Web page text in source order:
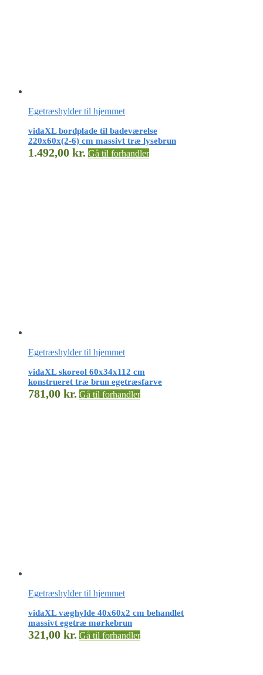
Egetræshylder til hjemmet
vidaXL bordplade til badeværelse
220x60x(2-6) cm massivt træ lysebrun
1.492,00 kr. Gå til forhandler
Egetræshylder til hjemmet
vidaXL skoreol 60x34x112 cm
konstrueret træ brun egetræsfarve
781,00 kr. Gå til forhandler
Egetræshylder til hjemmet
vidaXL væghylde 40x60x2 cm behandlet
massivt egetræ mørkebrun
321,00 kr. Gå til forhandler